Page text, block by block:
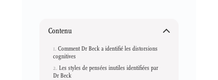
Contenu
Comment Dr Beck a identifié les distorsions
cognitives
Les styles de pensées inutiles identifiées par
Dr Beck